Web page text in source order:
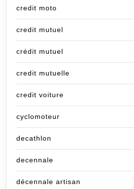
credit moto
credit mutuel
crédit mutuel
credit mutuelle
credit voiture
cyclomoteur
decathlon
decennale
décennale artisan